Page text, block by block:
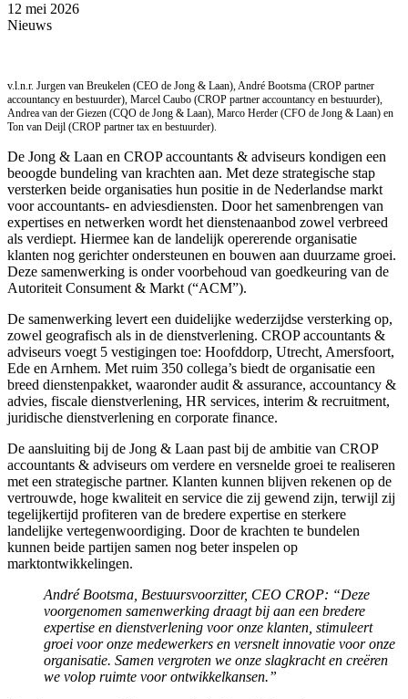
12 mei 2026
Nieuws
v.l.n.r. Jurgen van Breukelen (CEO de Jong & Laan), André Bootsma (CROP partner
accountancy en bestuurder), Marcel Caubo (CROP partner accountancy en bestuurder),
Andrea van der Giezen (CQO de Jong & Laan), Marco Herder (CFO de Jong & Laan) en
Ton van Deijl (CROP partner tax en bestuurder).
De Jong & Laan en CROP accountants & adviseurs kondigen een
beoogde bundeling van krachten aan. Met deze strategische stap
versterken beide organisaties hun positie in de Nederlandse markt
voor accountants- en adviesdiensten. Door het samenbrengen van
expertises en netwerken wordt het dienstenaanbod zowel verbreed
als verdiept. Hiermee kan de landelijk opererende organisatie
klanten nog gerichter ondersteunen en bouwen aan duurzame groei.
Deze samenwerking is onder voorbehoud van goedkeuring van de
Autoriteit Consument & Markt (“ACM”).
De samenwerking levert een duidelijke wederzijdse versterking op,
zowel geografisch als in de dienstverlening. CROP accountants &
adviseurs voegt 5 vestigingen toe: Hoofddorp, Utrecht, Amersfoort,
Ede en Arnhem. Met ruim 350 collega’s biedt de organisatie een
breed dienstenpakket, waaronder audit & assurance, accountancy &
advies, fiscale dienstverlening, HR services, interim & recruitment,
juridische dienstverlening en corporate finance.
De aansluiting bij de Jong & Laan past bij de ambitie van CROP
accountants & adviseurs om verdere en versnelde groei te realiseren
met een strategische partner. Klanten kunnen blijven rekenen op de
vertrouwde, hoge kwaliteit en service die zij gewend zijn, terwijl zij
tegelijkertijd profiteren van de bredere expertise en sterkere
landelijke vertegenwoordiging. Door de krachten te bundelen
kunnen beide partijen samen nog beter inspelen op
marktontwikkelingen.
André Bootsma, Bestuursvoorzitter, CEO CROP: “Deze
voorgenomen samenwerking draagt bij aan een bredere
expertise en dienstverlening voor onze klanten, stimuleert
groei voor onze medewerkers en versnelt innovatie voor onze
organisatie. Samen vergroten we onze slagkracht en creëren
we volop ruimte voor ontwikkelkansen.”